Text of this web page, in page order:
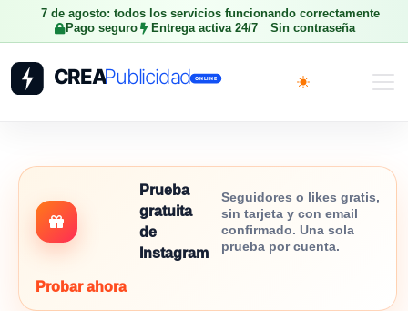
7 de agosto: todos los servicios funcionando correctamente
Pago seguro
Entrega activa 24/7 Sin contraseña
Toggle theme
Prueba
gratuita
de
Instagram
Seguidores o likes gratis,
sin tarjeta y con email
confirmado. Una sola
prueba por cuenta.
Probar ahora